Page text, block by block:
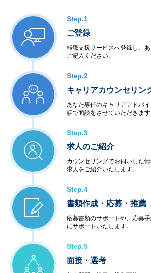
など
Step.1
ご登録
転職支援サービスへ登録し、
ご記入ください。
Step.2
キャリアカウンセリン
あなた専任のキャリアアドバ
話で面談をさせていただきます
Step.3
求人のご紹介
カウンセリングでお伺いした
求人をご紹介いたします。
Step.4
書類作成・応募・推薦
応募書類のサポートや、応募
にサポートいたします。
Step.5
面接・選考